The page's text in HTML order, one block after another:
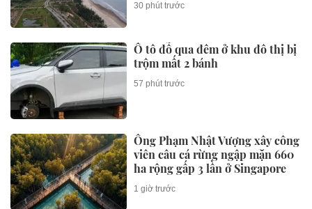
30 phút trước
Ô tô đỗ qua đêm ở khu đô thị bị
trộm mất 2 bánh
57 phút trước
Ông Phạm Nhật Vượng xây công
viên câu cá rừng ngập mặn 660
ha rộng gấp 3 lần ở Singapore
1 giờ trước